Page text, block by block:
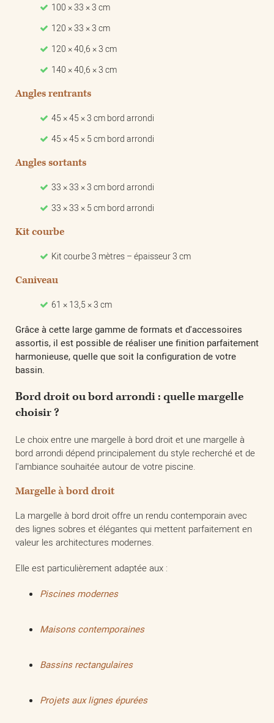
100 × 33 × 3 cm
120 × 33 × 3 cm
120 × 40,6 × 3 cm
140 × 40,6 × 3 cm
Angles rentrants
45 × 45 × 3 cm bord arrondi
45 × 45 × 5 cm bord arrondi
Angles sortants
33 × 33 × 3 cm bord arrondi
33 × 33 × 5 cm bord arrondi
Kit courbe
Kit courbe 3 mètres – épaisseur 3 cm
Caniveau
61 × 13,5 × 3 cm
Grâce à cette large gamme de formats et d'accessoires
assortis, il est possible de réaliser une finition parfaitement
harmonieuse, quelle que soit la configuration de votre
bassin.
Bord droit ou bord arrondi : quelle margelle
choisir ?
Le choix entre une margelle à bord droit et une margelle à
bord arrondi dépend principalement du style recherché et de
l'ambiance souhaitée autour de votre piscine.
Margelle à bord droit
La margelle à bord droit offre un rendu contemporain avec
des lignes sobres et élégantes qui mettent parfaitement en
valeur les architectures modernes.
Elle est particulièrement adaptée aux :
Piscines modernes
Maisons contemporaines
Bassins rectangulaires
Projets aux lignes épurées